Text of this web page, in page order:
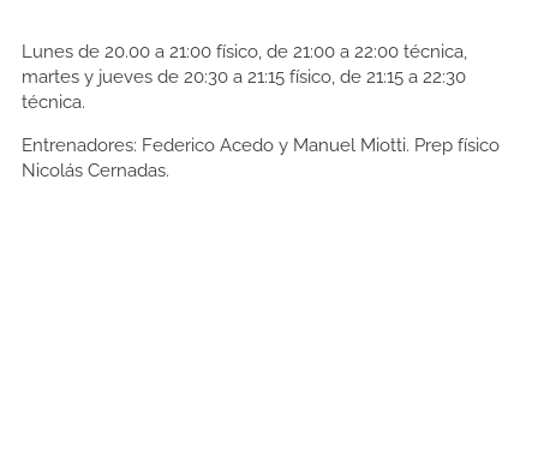
Lunes de 20.00 a 21:00 físico, de 21:00 a 22:00 técnica,
martes y jueves de 20:30 a 21:15 físico, de 21:15 a 22:30
técnica.
Entrenadores: Federico Acedo y Manuel Miotti. Prep físico
Nicolás Cernadas.